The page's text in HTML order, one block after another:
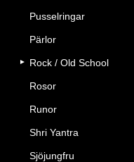
Pusselringar
Pärlor
Rock / Old School
Rosor
Runor
Shri Yantra
Sjöjungfru